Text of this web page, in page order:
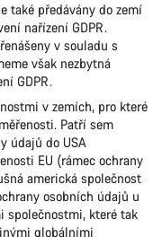
také předávány do zemí
nařízení GDPR.
v souladu s
však nezbytná
GDPR.
v zemích, pro které
Patří sem
údajů do USA
EU (rámec ochrany
americká společnost
osobních údajů u
společnostmi, které tak
globálními